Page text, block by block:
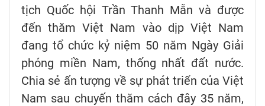
tịch Quốc hội Trần Thanh Mẫn và được
đến thăm Việt Nam vào dịp Việt Nam
đang tổ chức kỷ niệm 50 năm Ngày Giải
phóng miền Nam, thống nhất đất nước.
Chia sẻ ấn tượng về sự phát triển của Việt
Nam sau chuyến thăm cách đây 35 năm,